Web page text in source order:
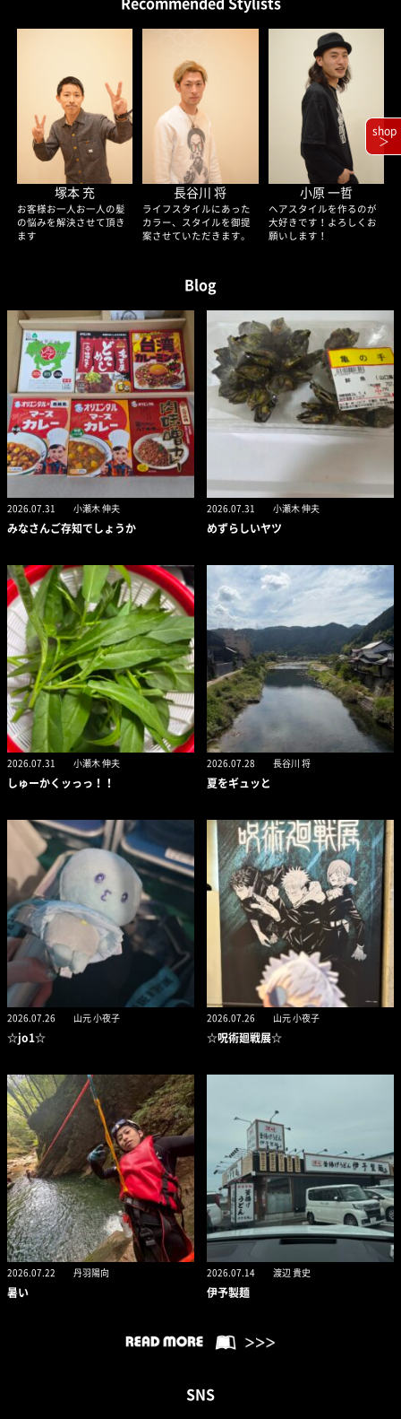
Recommended Stylists
塚本 充
お客様お一人お一人の髪
の悩みを解決させて頂き
ます
長谷川 将
ライフスタイルにあった
カラー、スタイルを御提
案させていただきます。
小原 一哲
ヘアスタイルを作るのが
大好きです！よろしくお
願いします！
Blog
2026.07.31 小瀬木 伸夫
みなさんご存知でしょうか
2026.07.31 小瀬木 伸夫
めずらしいヤツ
2026.07.31 小瀬木 伸夫
しゅーかくッっっ！！
2026.07.28 長谷川 将
夏をギュッと
2026.07.26 山元 小夜子
☆jo1☆
2026.07.26 山元 小夜子
☆呪術廻戦展☆
2026.07.22 丹羽陽向
暑い
2026.07.14 渡辺 貴史
伊予製麺
SNS
shop
＞